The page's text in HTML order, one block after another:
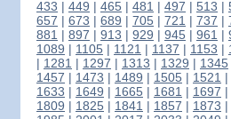
433 | 449 | 465 | 481 | 497 | 513 |
657 | 673 | 689 | 705 | 721 | 737 |
881 | 897 | 913 | 929 | 945 | 961 |
1089 | 1105 | 1121 | 1137 | 1153 |
| 1281 | 1297 | 1313 | 1329 | 1345
1457 | 1473 | 1489 | 1505 | 1521 |
1633 | 1649 | 1665 | 1681 | 1697 |
1809 | 1825 | 1841 | 1857 | 1873 |